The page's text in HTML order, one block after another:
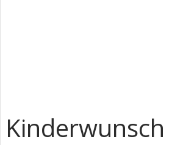
Kinderwunsch